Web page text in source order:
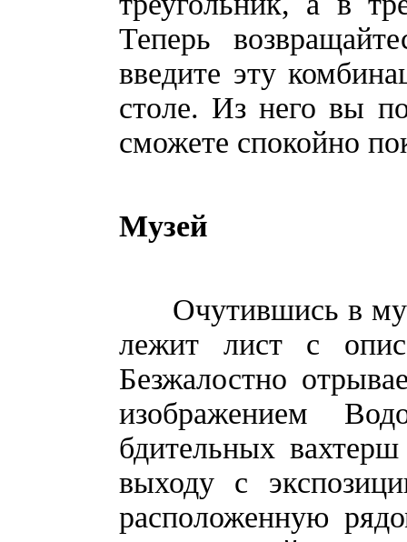
Теперь
введите эту
столе. Из него вы
сможете спокойно
Музей
Очутившись в
лежит лист с
Безжалостно
изображением
бдительных
выходу с
расположенную